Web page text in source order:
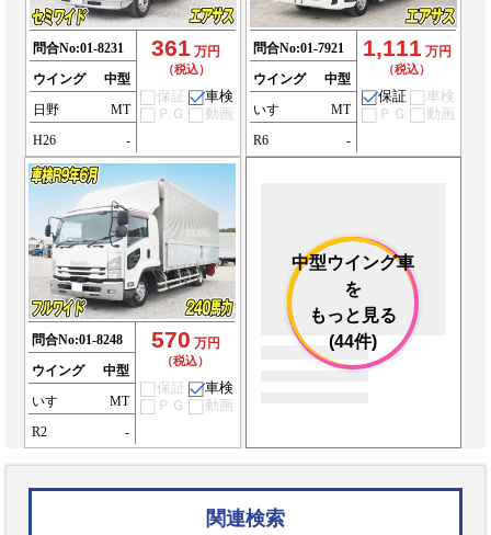
問合No:01-8231
ウイング
中型
日野
MT
H26
-
361 万円
（税込）
保証
車検
ＰＧ
動画
問合No:01-7921
ウイング
中型
いすゞ
MT
R6
-
1,111 万円
（税込）
保証
車検
ＰＧ
動画
問合No:01-8248
ウイング
中型
いすゞ
MT
R2
-
570 万円
（税込）
保証
車検
ＰＧ
動画
中型ウイング車
を
もっと見る
(44件)
関連検索